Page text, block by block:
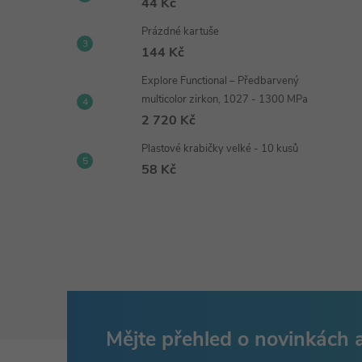
Prázdné kartuše
144 Kč
Explore Functional – Předbarvený
multicolor zirkon, 1027 - 1300 MPa
2 720 Kč
Plastové krabičky velké - 10 kusů
58 Kč
Mějte přehled o novinkách